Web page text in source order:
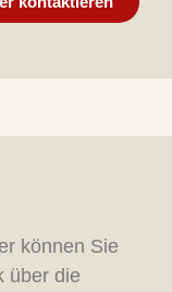
können Sie
über die